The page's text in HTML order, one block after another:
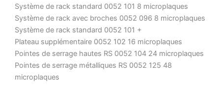
Système de rack standard 0052 101 8 microplaques
Système de rack avec broches 0052 096 8 microplaques
Système de rack standard 0052 101 +
Plateau supplémentaire 0052 102 16 microplaques
Pointes de serrage hautes RS 0052 104 24 microplaques
Pointes de serrage métalliques RS 0052 125 48
microplaques